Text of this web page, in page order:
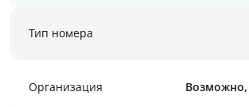
Тип номера
Организация